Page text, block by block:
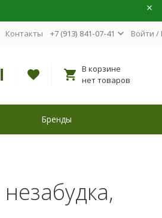
Контакты +7 (913) 841-07-41 Войти /
В корзине
нет товаров
Бренды